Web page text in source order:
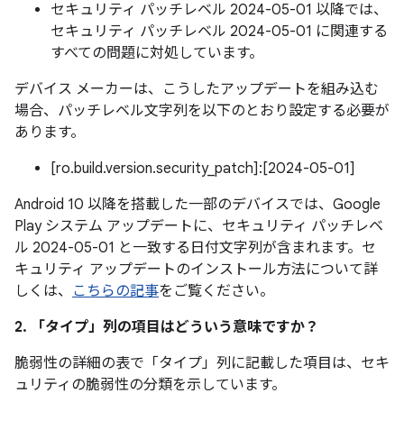
セキュリティ パッチレベル 2024-05-01 以降では、
セキュリティ パッチレベル 2024-05-01 に関連する
すべての問題に対処しています。
デバイス メーカーは、こうしたアップデートを組み込む
場合、パッチレベル文字列を以下のとおり設定する必要が
あります。
[ro.build.version.security_patch]:[2024-05-01]
Android 10 以降を搭載した一部のデバイスでは、Google
Play システム アップデートに、セキュリティ パッチレベ
ル 2024-05-01 と一致する日付文字列が含まれます。セ
キュリティ アップデートのインストール方法について詳
しくは、 こちらの記事をご覧ください。
2. 「タイプ」 列の項目はどういう意味ですか？
脆弱性の詳細の表で「タイプ」 列に記載した項目は、セキ
ュリティの脆弱性の分類を示しています。